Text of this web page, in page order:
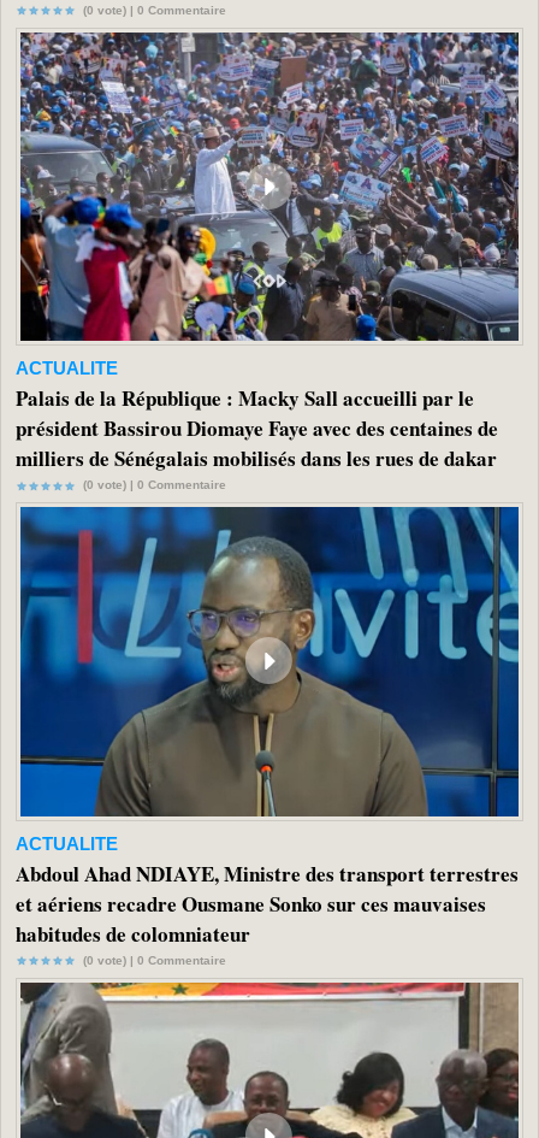
(0 vote) | 0 Commentaire
ACTUALITE
Palais de la République : Macky Sall accueilli par le
président Bassirou Diomaye Faye avec des centaines de
milliers de Sénégalais mobilisés dans les rues de dakar
(0 vote) | 0 Commentaire
ACTUALITE
Abdoul Ahad NDIAYE, Ministre des transport terrestres
et aériens recadre Ousmane Sonko sur ces mauvaises
habitudes de colomniateur
(0 vote) | 0 Commentaire